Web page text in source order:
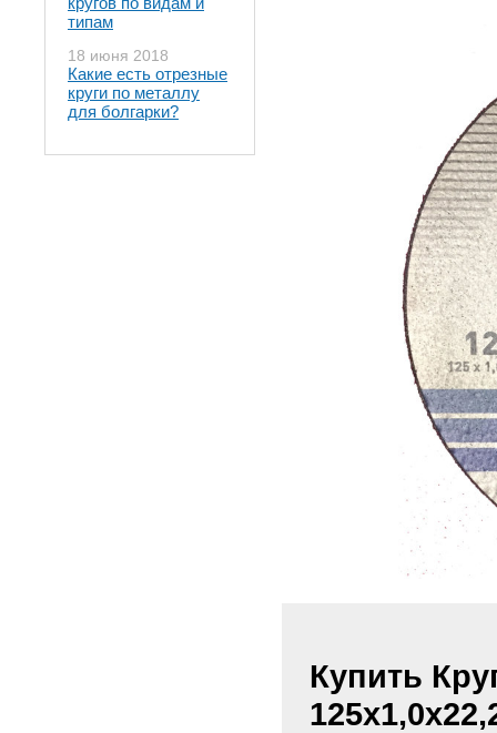
типам
18 июня 2018
Какие есть отрезные
круги по металлу
для болгарки?
Купить